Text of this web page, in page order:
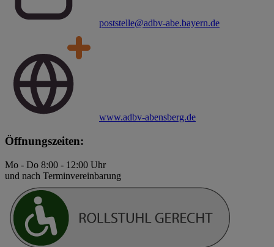
poststelle@adbv-abe.bayern.de
www.adbv-abensberg.de
Öffnungszeiten:
Mo - Do 8:00 - 12:00 Uhr
und nach Terminvereinbarung